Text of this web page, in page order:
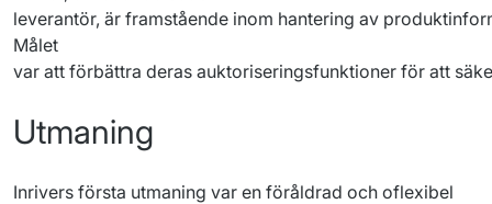
leverantör, är framstående inom hantering av
Målet
var att förbättra deras auktoriseringsfunktioner för att
Utmaning
Inrivers första utmaning var en föråldrad och oflexibel